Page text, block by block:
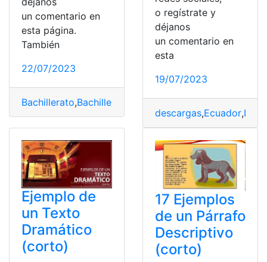
un comentario en
esta página.
También
22/07/2023
Bachillerato,Bachillerato Técnico,Libros,Libros del
o regístrate y
déjanos
un comentario en
esta
19/07/2023
descargas,Ecuador,
Ejemplo de
un Texto
Dramático
(corto)
17 Ejemplos
de un Párrafo
Descriptivo
(corto)